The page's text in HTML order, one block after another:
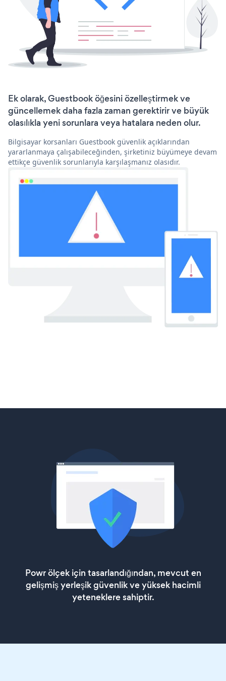
Ek olarak, Guestbook öğesini özelleştirmek ve
güncellemek daha fazla zaman gerektirir ve büyük
olasılıkla yeni sorunlara veya hatalara neden olur.
Bilgisayar korsanları Guestbook güvenlik açıklarından
yararlanmaya çalışabileceğinden, şirketiniz büyümeye devam
ettikçe güvenlik sorunlarıyla karşılaşmanız olasıdır.
Powr ölçek için tasarlandığından, mevcut en
gelişmiş yerleşik güvenlik ve yüksek hacimli
yeteneklere sahiptir.